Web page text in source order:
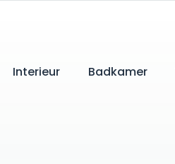
Interieur Badkamer